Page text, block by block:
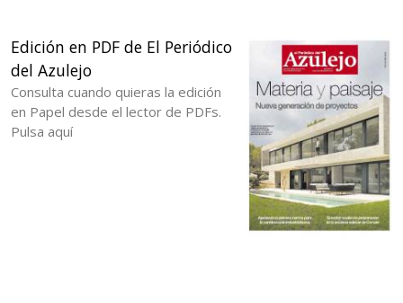
Edición en PDF de El Periódico
del Azulejo
Consulta cuando quieras la edición
en Papel desde el lector de PDFs.
Pulsa aquí